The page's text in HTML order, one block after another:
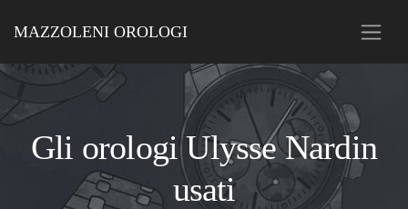
MAZZOLENI OROLOGI
Gli orologi Ulysse Nardin
usati